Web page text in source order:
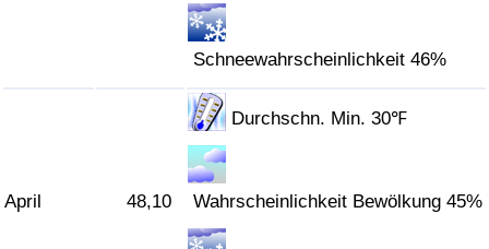
Schneewahrscheinlichkeit 46%
April 48,10
Durchschn. Min. 30℉
Wahrscheinlichkeit Bewölkung 45%